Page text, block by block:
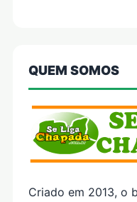
QUEM SOMOS
Criado em 2013, o